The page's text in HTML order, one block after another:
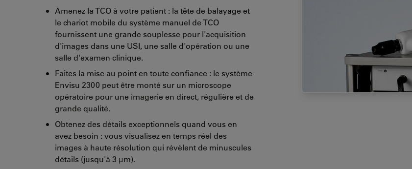
Amenez la TCO à votre patient : la tête de balayage et
le chariot mobile du système manuel de TCO
fournissent une grande souplesse pour l'acquisition
d'images dans une USI, une salle d'opération ou une
salle d'examen clinique.
Faites la mise au point en toute confiance : le système
Envisu 2300 peut être monté sur un microscope
opératoire pour une imagerie en direct, régulière et de
grande qualité.
Obtenez des détails exceptionnels quand vous en
avez besoin : vous visualisez en temps réel des
images à haute résolution qui révèlent de minuscules
détails (jusqu'à 3 μm).